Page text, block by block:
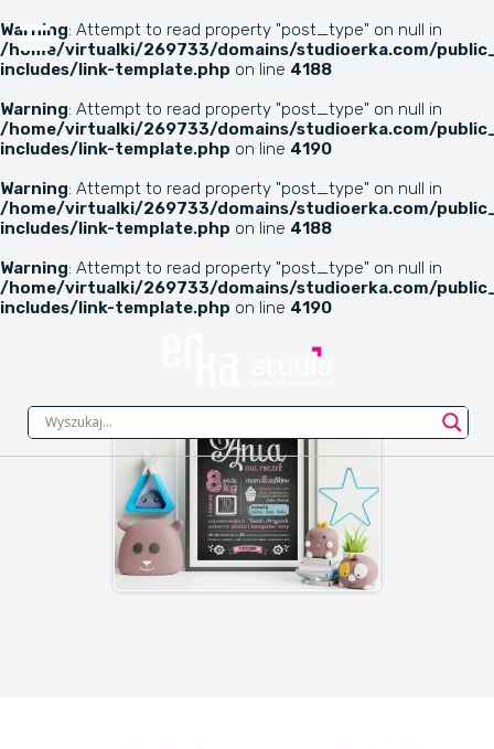
Warning: Attempt to read property "post_type" on null in
/home/virtualki/269733/domains/studioerka.com/
includes/link-template.php on line 4188
Warning: Attempt to read property "post_type" on null in
/home/virtualki/269733/domains/studioerka.com/
includes/link-template.php on line 4190
Warning: Attempt to read property "post_type" on null in
/home/virtualki/269733/domains/studioerka.com/
includes/link-template.php on line 4188
Warning: Attempt to read property "post_type" on null in
/home/virtualki/269733/domains/studioerka.com/
includes/link-template.php on line 4190